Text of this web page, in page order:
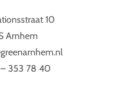
10
Arnhem
– 353 78 40